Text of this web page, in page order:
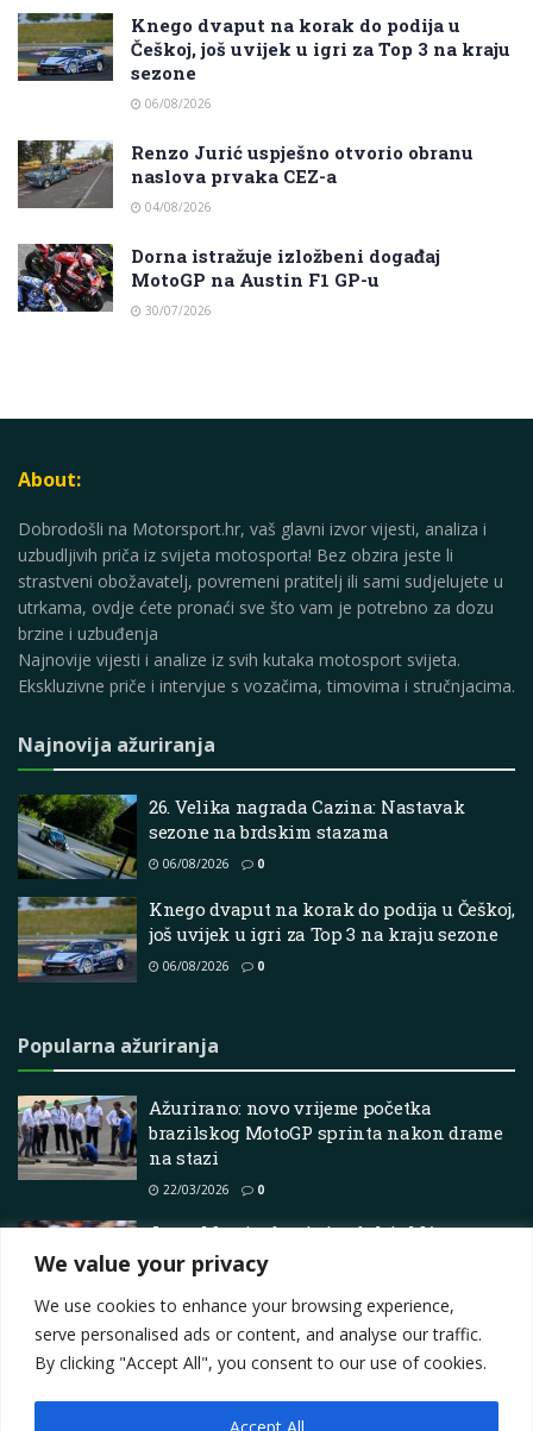
We value your privacy
We use cookies to enhance your browsing experience,
serve personalised ads or content, and analyse our traffic.
By clicking "Accept All", you consent to our use of cookies.
Accept All
Knego dvaput na korak do podija u
Češkoj, još uvijek u igri za Top 3 na kraju
sezone
06/08/2026
Renzo Jurić uspješno otvorio obranu
naslova prvaka CEZ-a
04/08/2026
Dorna istražuje izložbeni događaj
MotoGP na Austin F1 GP-u
30/07/2026
About:
Dobrodošli na Motorsport.hr, vaš glavni izvor vijesti, analiza i
uzbudljivih priča iz svijeta motosporta! Bez obzira jeste li
strastveni obožavatelj, povremeni pratitelj ili sami sudjelujete u
utrkama, ovdje ćete pronaći sve što vam je potrebno za dozu
brzine i uzbuđenja
Najnovije vijesti i analize iz svih kutaka motosport svijeta.
Ekskluzivne priče i intervjue s vozačima, timovima i stručnjacima.
Najnovija ažuriranja
26. Velika nagrada Cazina: Nastavak
sezone na brdskim stazama
06/08/2026 0
Knego dvaput na korak do podija u Češkoj,
još uvijek u igri za Top 3 na kraju sezone
06/08/2026 0
Popularna ažuriranja
Ažurirano: novo vrijeme početka
brazilskog MotoGP sprinta nakon drame
na stazi
22/03/2026 0
Jorge Martin dominira dok je Márquez
ozlijeđen